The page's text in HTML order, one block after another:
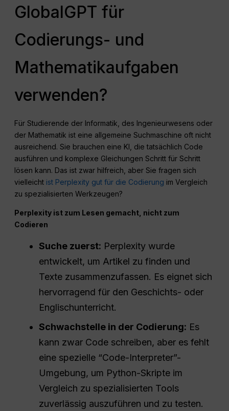
GlobalGPT für
Codierungs- und
Mathematikaufgaben
verwenden?
Für Studierende der Informatik, des Ingenieurwesens oder
der Mathematik ist eine allgemeine Suchmaschine oft nicht
ausreichend. Sie brauchen eine KI, die tatsächlich Code
ausführen und komplexe Gleichungen Schritt für Schritt
lösen kann. Das ist zwar hilfreich, aber Sie fragen sich
vielleicht ist Perplexity gut für die Codierung im Vergleich
zu spezialisierten Werkzeugen?
Perplexity ist zum Lesen gemacht, nicht zum
Codieren
Suche zuerst: Perplexity wurde
entwickelt, um Artikel zu finden und
Texte zusammenzufassen. Es eignet sich
hervorragend für den Geschichts- oder
Englischunterricht.
Schwachstelle in der Codierung: Es
kann zwar Code schreiben, aber es fehlt
eine spezielle “Code-Interpreter”-
Umgebung, um Python-Skripte im
Vergleich zu spezialisierten Tools
zuverlässig auszuführen und zu testen.